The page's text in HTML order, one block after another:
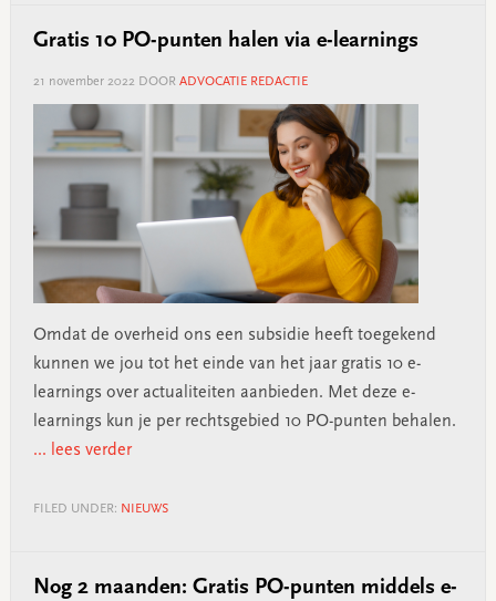
Gratis 10 PO-punten halen via e-learnings
21 november 2022 DOOR ADVOCATIE REDACTIE
Omdat de overheid ons een subsidie heeft toegekend
kunnen we jou tot het einde van het jaar gratis 10 e-
learnings over actualiteiten aanbieden. Met deze e-
learnings kun je per rechtsgebied 10 PO-punten behalen.
... lees verder
FILED UNDER: NIEUWS
Nog 2 maanden: Gratis PO-punten middels e-